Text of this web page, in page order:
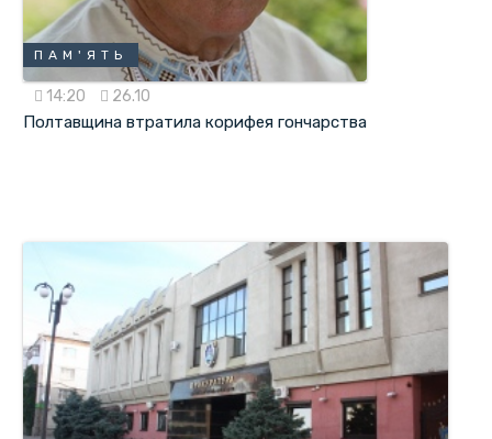
ПАМ'ЯТЬ
14:20 26.10
Полтавщина втратила корифея гончарства